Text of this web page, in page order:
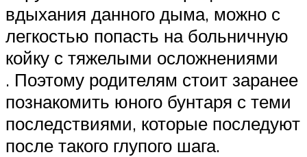
вдыхания данного дыма, можно с
легкостью попасть на больничную
койку с тяжелыми осложнениями
. Поэтому родителям стоит заранее
познакомить юного бунтаря с теми
последствиями, которые последуют
после такого глупого шага.